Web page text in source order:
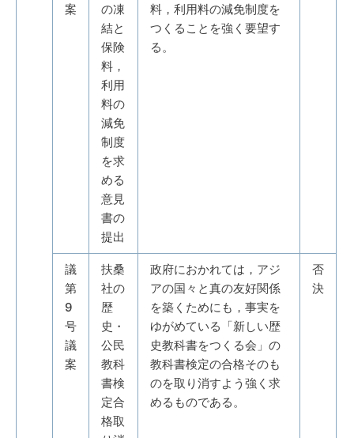
案
の凍
結と
保険
料，
利用
料の
減免
制度
を求
める
意見
書の
提出
料，利用料の減免制度を
つくることを強く要望す
る。
議
第
9
号
議
案
扶桑
社の
歴
史・
公民
教科
書検
定合
格取
政府におかれては，アジ
アの国々と真の友好関係
を築くためにも，事実を
ゆがめている「新しい歴
史教科書をつくる会」の
教科書検定の合格そのも
のを取り消すよう強く求
めるものである。
否
決